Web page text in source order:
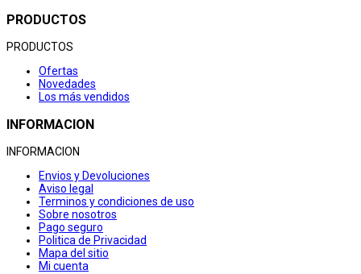
PRODUCTOS
PRODUCTOS
Ofertas
Novedades
Los más vendidos
INFORMACION
INFORMACION
Envios y Devoluciones
Aviso legal
Terminos y condiciones de uso
Sobre nosotros
Pago seguro
Politica de Privacidad
Mapa del sitio
Mi cuenta